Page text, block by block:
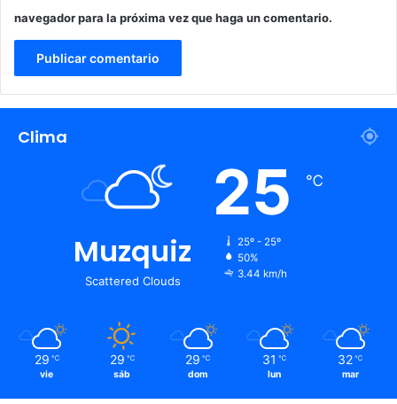
navegador para la próxima vez que haga un comentario.
Clima
Muzquiz
Scattered Clouds
25 ℃
25º - 25º
50%
3.44 km/h
29 ℃
vie
29 ℃
sáb
29 ℃
dom
31 ℃
lun
32 ℃
mar